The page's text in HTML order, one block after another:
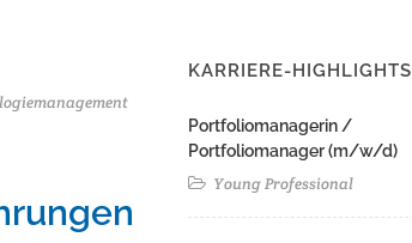
KARRIERE-HIGHLIGHTS
Portfoliomanagerin /
Portfoliomanager (m/w/d)
Young Professional